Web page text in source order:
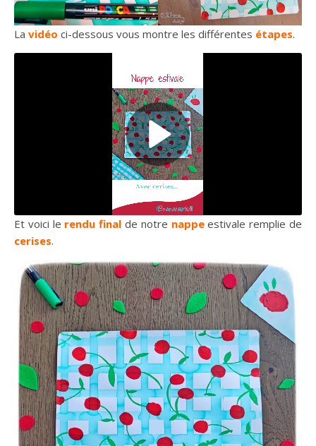
La vidéo ci-dessous vous montre les différentes étapes.
Et voici le rendu final de notre nappe estivale remplie de
cerises.